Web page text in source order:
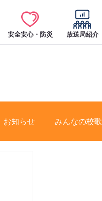
安全安心・防災 放送局紹介
お知らせ みんなの校歌